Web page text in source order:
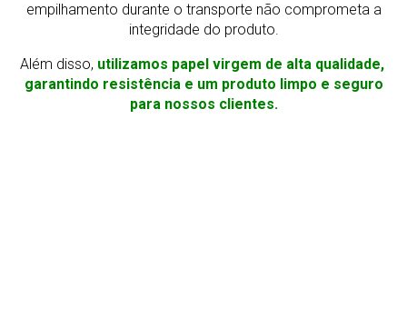
empilhamento durante o transporte não comprometa a
integridade do produto.
Além disso, utilizamos papel virgem de alta qualidade,
garantindo resistência e um produto limpo e seguro
para nossos clientes.